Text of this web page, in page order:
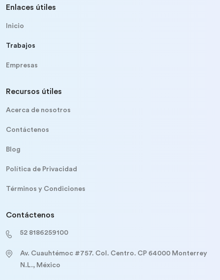
Enlaces útiles
Inicio
Trabajos
Empresas
Recursos útiles
Acerca de nosotros
Contáctenos
Blog
Política de Privacidad
Términos y Condiciones
Contáctenos
52 8186259100
Av. Cuauhtémoc #757. Col. Centro. CP 64000 Monterrey
N.L., México